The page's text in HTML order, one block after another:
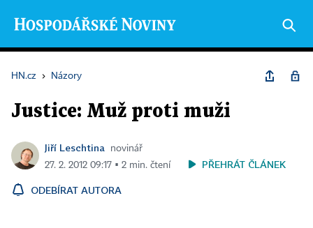
HN.cz › Názory
Justice: Muž proti muži
Jiří Leschtina
novinář
27. 2. 2012 09:17 ▪ 2 min. čtení
PŘEHRÁT ČLÁNEK
ODEBÍRAT AUTORA